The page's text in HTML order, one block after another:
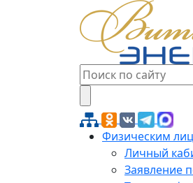
Физическим
Личный
Заявление